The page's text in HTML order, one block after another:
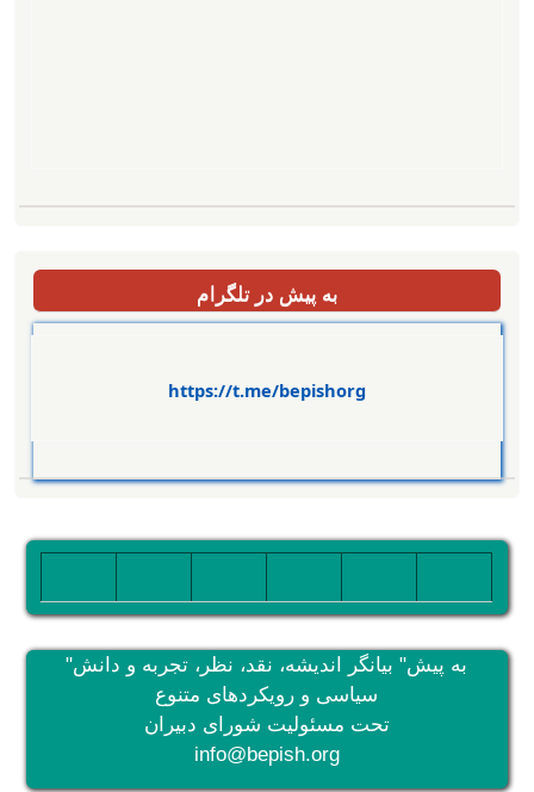
به پیش در تلگرام
https://t.me/bepishorg
"به پیش" بیانگر اندیشه، نقد، نظر، تجربه و دانش
سیاسی و رویکردهای متنوع
تحت مسئولیت شورای دبیران
info@bepish.org